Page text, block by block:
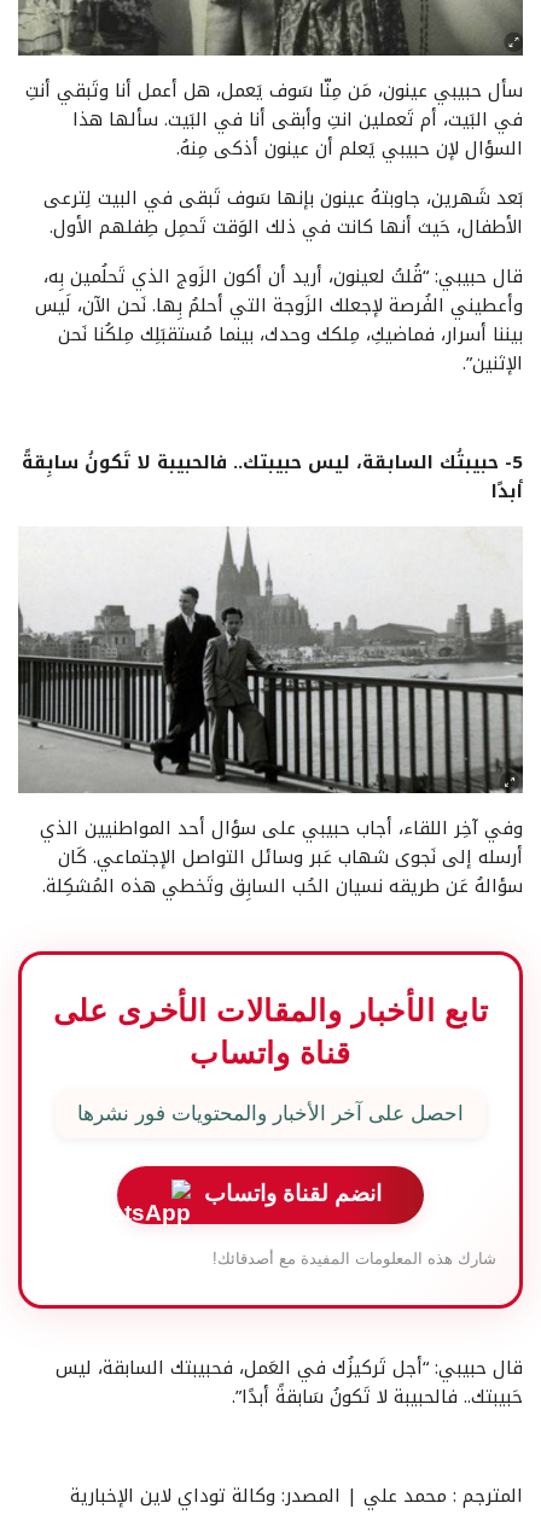
سأل حبيبي عينون، مَن مِنّا سَوف يَعمل، هل أعمل أنا وتَبقي أنتِ
في البَيت، أم تَعملين انتِ وأبقى أنا في البَيت. سألها هذا
السؤال لإن حبيبي يَعلم أن عينون أذكى مِنهُ.
بَعد شَهرين، جاوبتهُ عينون بإنها سَوف تَبقى في البيت لِترعى
الأطفال، حَيث أنها كانت في ذلك الوَقت تَحمِل طِفلهم الأول.
قال حبيبي: “قُلتُ لعينون، أريد أن أكون الزَوج الذي تَحلُمين بِه،
وأعطيني الفُرصة لإجعلك الزَوجة التي أحلمُ بِها. نَحن الآن، لَيس
بيننا أسرار، فماضيكِ، مِلكك وحدك، بينما مُستقبَلِك مِلكُنا نَحن
الإثنين”.
5- حبيبتُك السابقة، ليس حبيبتك.. فالحبيبة لا تَكونُ سابِقةً
أبدًا
وفي آخِر اللقاء، أجاب حبيبي على سؤال أحد المواطنيين الذي
أرسله إلى نَجوى شهاب عَبر وسائل التواصل الإجتماعي. كَان
سؤالهُ عَن طريقه نسيان الحُب السابِق وتَخطي هذه المُشكِلة.
تابع الأخبار والمقالات الأخرى على
قناة واتساب
احصل على آخر الأخبار والمحتويات فور نشرها
انضم لقناة واتساب
شارك هذه المعلومات المفيدة مع أصدقائك!
قال حبيبي: “أجل تَركيزُك في العَمل، فحبيبتك السابقة، ليس
حَبيبتك.. فالحبيبة لا تَكونُ سَابقةً أبدًا”.
المترجم : محمد علي | المصدر: وكالة توداي لاين الإخبارية